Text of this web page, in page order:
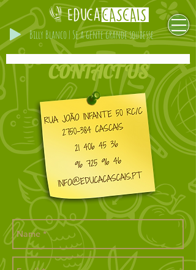
Billy Blanco | Se a gente grande soubesse
CONTACT US